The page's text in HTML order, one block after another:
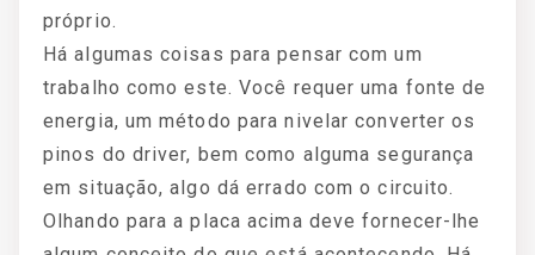
próprio.
Há algumas coisas para pensar com um
trabalho como este. Você requer uma fonte de
energia, um método para nivelar converter os
pinos do driver, bem como alguma segurança
em situação, algo dá errado com o circuito.
Olhando para a placa acima deve fornecer-lhe